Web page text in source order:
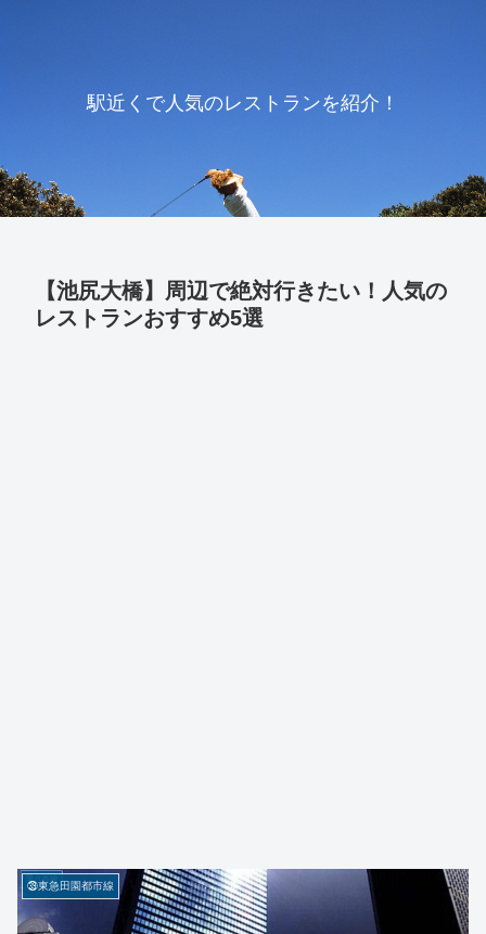
駅近くで人気のレストランを紹介！
【池尻大橋】周辺で絶対行きたい！人気の
レストランおすすめ5選
㊴東急田園都市線